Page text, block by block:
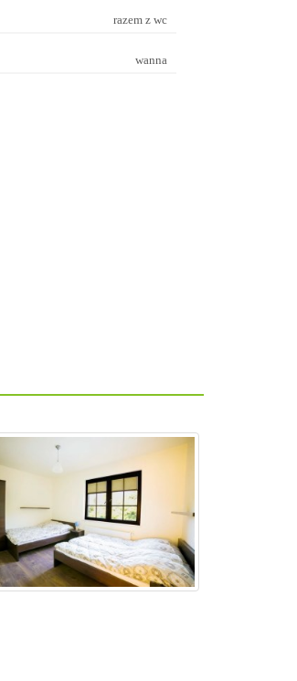
razem z wc
wanna